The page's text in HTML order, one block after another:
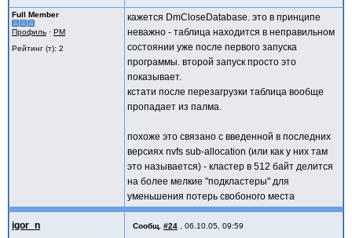
MemHandleUnlock (h2);
MemHandleUnlock (h3);
DmReleaseRecord (db, 1, true);
DmReleaseRecord (db, 2, true);
DmCloseDatabase (db);
}
Full Member
Профиль · PM
Рейтинг (т): 2
кажется DmCloseDatabase. это в принципе
неважно - таблица находится в неправильном
состоянии уже после первого запуска
программы. второй запуск просто это
показывает.
кстати после перезагрузки таблица вообще
пропадает из палма.
похоже это связано с введенной в последних
версиях nvfs sub-allocation (или как у них там
это называется) - кластер в 512 байт делится
на более мелкие "подкластеры" для
уменьшения потерь свобоного места
igor_n Сообщ. #24 06.10.05, 09:59